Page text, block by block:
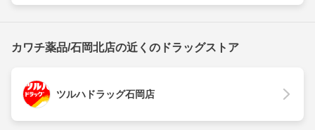
カワチ薬品/石岡北店の近くのドラッグストア
ツルハドラッグ石岡店